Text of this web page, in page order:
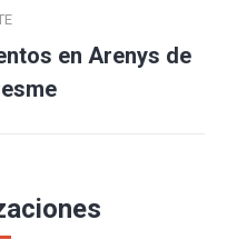
en Arenys de